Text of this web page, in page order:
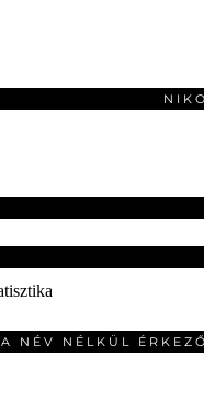
A NÉV NÉLKÜL